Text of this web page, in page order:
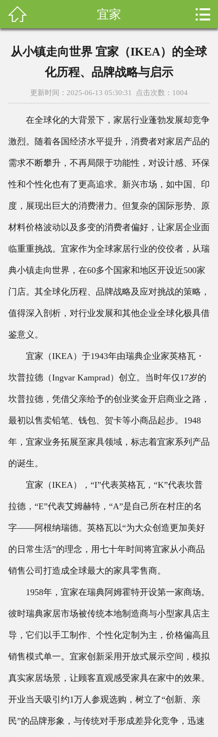
设计案例
新闻资讯
设计团队
售后服务
科普知识
荣誉资质
 宜家 
从小镇走向世界 宜家（IKEA）的全球
化历程、品牌战略与启示
更新时间：2025-06-13 05:30:31 点击次数： 1004
在全球化的大背景下，家居行业蓬勃发展却竞争
激烈。随着各国经济水平提升，消费者对家居产品的
需求不断攀升，不再局限于功能性，对设计感、环保
性和个性化也有了更高追求。新兴市场，如中国、印
度，展现出巨大的消费潜力。但复杂的国际形势、原
材料价格波动以及多变的消费者偏好，让家居企业面
临重重挑战。宜家作为全球家居行业的佼佼者，从瑞
典小镇走向世界，在60多个国家和地区开设近500家
门店。其全球化历程、品牌战略及应对挑战的策略，
值得深入剖析，对行业发展和其他企业全球化极具借
鉴意义。
宜家（IKEA）于1943年由瑞典企业家英格瓦・
坎普拉德（Ingvar Kamprad）创立。当时年仅17岁的
坎普拉德，凭借父亲给予的创业奖金开启商业之路，
最初以售卖铅笔、钱包、贺卡等小商品起步。1948
年，宜家业务拓展至家具领域，标志着宜家系列产品
的诞生。
宜家（IKEA），“I”代表英格瓦，“K”代表坎普
拉德，“E”代表艾姆赫特，“A”是自己所在村庄的名
字——阿根纳瑞德。英格瓦以“为大众创造更加美好
的日常生活”的理念，用七十年时间将宜家从小商品
销售公司打造成全球最大的家具零售商。
1958年，宜家在瑞典阿姆霍特开设第一家商场。
彼时瑞典家居市场被传统本地制造商与小型家具店主
导，它们以手工制作、个性化定制为主，价格偏高且
销售模式单一。宜家创新采用开放式展示空间，模拟
真实家居场景，让顾客直观感受家具在家中的效果。
开业当天吸引约1万人参观选购，树立了“创新、亲
民”的品牌形象，与传统对手形成差异化竞争，迅速